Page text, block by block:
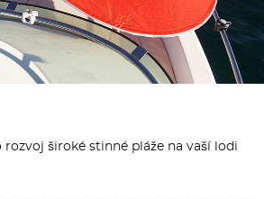
rozvoj široké stinné pláže na vaší lodi